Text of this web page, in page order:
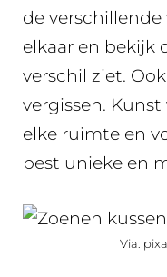
de
elkaar en bekijk
verschil ziet.
vergissen.
elke ruimte en
best unieke en
Via: